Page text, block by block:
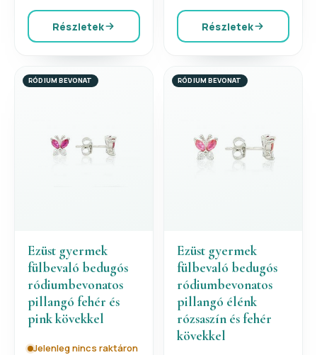
Részletek Részletek
RÓDIUM BEVONAT
Ezüst gyermek
fülbevaló bedugós
ródiumbevonatos
pillangó fehér és
pink kövekkel
Jelenleg nincs raktáron
RÓDIUM BEVONAT
Ezüst gyermek
fülbevaló bedugós
ródiumbevonatos
pillangó élénk
rózsaszín és fehér
kövekkel